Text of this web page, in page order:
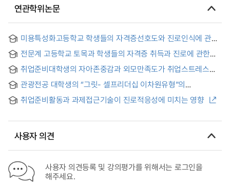
연관학위논문
미용특성화고등학교 학생들의 자격증선호도와 진로인식에 관한
연구 = The study of the preference of licence and
perception on job-career in the cosmetic specialized high
school
전문계 고등학교 토목과 학생들의 자격증 취득과 진로에 관한
연구 = (A)study on the correlation between students'
career and acquisition of certificates related to civil
engineering dapartment in vocational high shcool
취업준비대학생의 자아존중감과 외모만족도가 취업스트레스와
진로성숙도에 미치는 영향 : 항공서비스전공과 타전공 간에
비교효과 중심으로 = The Effect of Self-respect and
Satisfaction on Career Stress and Career Satisfaction in
University Student Preparing for Employment
관광전공 대학생의 “그릿- 셀프리더십 이차원유형”의
진로준비행동과 취업지원프로그램에 관한 연구 = A Study on
the Tourism College Students’ “GRIT-SelfLeadership Two
Job Support Program
취업준비활동과 과제접근기술이 진로적응성에 미치는 영향
사용자 의견
사용자 의견등록 및 강의평가를 위해서는 로그인을
해주세요.